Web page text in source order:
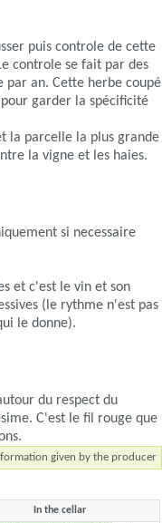
puis controle de cette
controle se fait par des
par an. Cette herbe coupé
garder la spécificité
la parcelle la plus grande
la vigne et les haies.
si necessaire
et c'est le vin et son
(le rythme n'est pas
le donne).
du respect du
C'est le fil rouge que
given by the producer
In the cellar